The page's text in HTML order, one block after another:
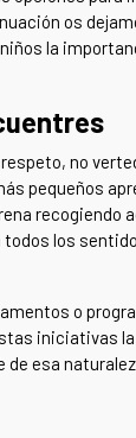
os
la
no
pequeños
recogiendo
los
o
iniciativas
esa